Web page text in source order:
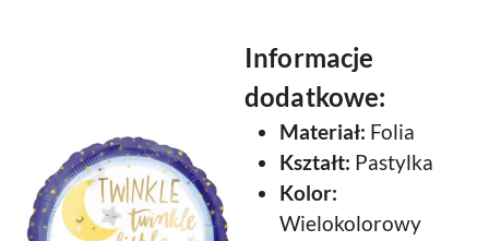
Informacje
dodatkowe:
Materiał: Folia
Kształt: Pastylka
Kolor:
Wielokolorowy